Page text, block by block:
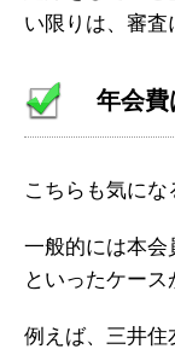
い限りは、審査
年会費
こちらも気にな
一般的には本会
といったケース
例えば、三井住